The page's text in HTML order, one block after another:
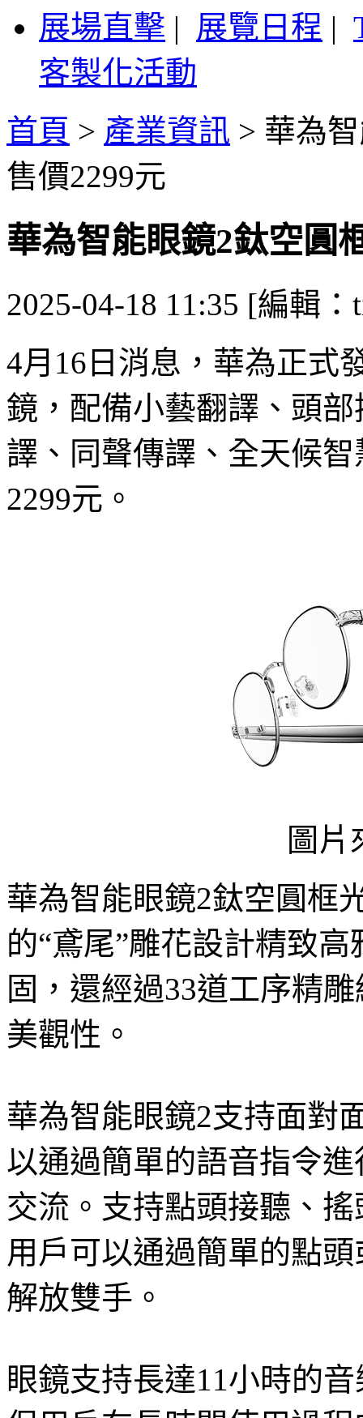
展場直擊 | 展覽日程 |
客製化活動
首頁 > 產業資訊 > 華為
售價2299元
華為智能眼鏡2鈦空圓
2025-04-18 11:35 [編輯：
4月16日消息，華為正式
鏡，配備小藝翻譯、頭
譯、同聲傳譯、全天候
2299元。
圖片
華為智能眼鏡2鈦空圓框
的“鳶尾”雕花設計精致
固，還經過33道工序精
美觀性。
華為智能眼鏡2支持面對
以通過簡單的語音指令
交流。支持點頭接聽、
用戶可以通過簡單的點
解放雙手。
眼鏡支持長達11小時的